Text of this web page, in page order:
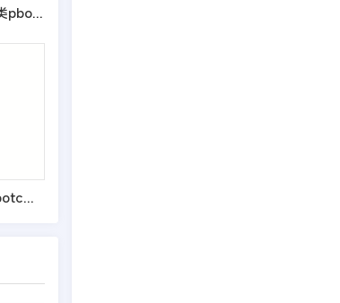
(PC+WAP)玻璃钢环保设备类pbootcms网站模板 不锈钢钢材网站源码
(自适应手机端)家政保洁pbootcms网站模板 家政公司网站源码